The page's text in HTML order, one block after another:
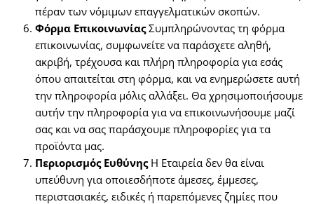
πέραν των νόμιμων επαγγελματικών σκοπών.
Φόρμα ΕπικοινωνίαςΣυμπληρώνοντας τη φόρμα
επικοινωνίας, συμφωνείτε να παράσχετε αληθή,
ακριβή, τρέχουσα και πλήρη πληροφορία για εσάς
όπου απαιτείται στη φόρμα, και να ενημερώσετε αυτή
την πληροφορία μόλις αλλάξει. Θα χρησιμοποιήσουμε
αυτήν την πληροφορία για να επικοινωνήσουμε μαζί
σας και να σας παράσχουμε πληροφορίες για τα
προϊόντα μας.
Περιορισμός Ευθύνης Η Εταιρεία δεν θα είναι
υπεύθυνη για οποιεσδήποτε άμεσες, έμμεσες,
περιστασιακές, ειδικές ή παρεπόμενες ζημίες που